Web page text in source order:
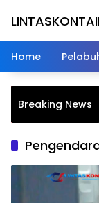
KONTAINER
Home
Breaking News
Nanjak, Masuk ke